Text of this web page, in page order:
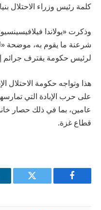
كلمة رئيس وزراء الاحتلال
وذكرت «يولاندا
شرعنة ما يقوم به، موضحة
لرئيس حكومة يقترف جرائم
هذا وتواجه حكومة الاحتلال
على حرب الإبادة التي
عامين، بما في ذلك حصار
قطاع غزة.
فيسبوك تويتر